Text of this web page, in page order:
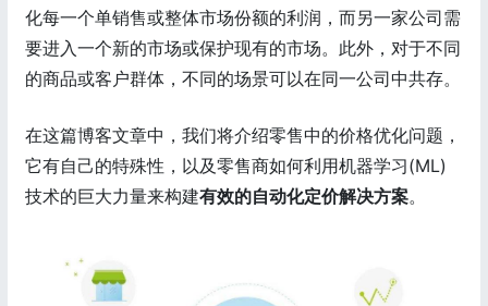
化每一个单销售或整体市场份额的利润，而另一家公司需
要进入一个新的市场或保护现有的市场。此外，对于不同
的商品或客户群体，不同的场景可以在同一公司中共存。
在这篇博客文章中，我们将介绍零售中的价格优化问题，
它有自己的特殊性，以及零售商如何利用机器学习(ML)
技术的巨大力量来构建有效的自动化定价解决方案。